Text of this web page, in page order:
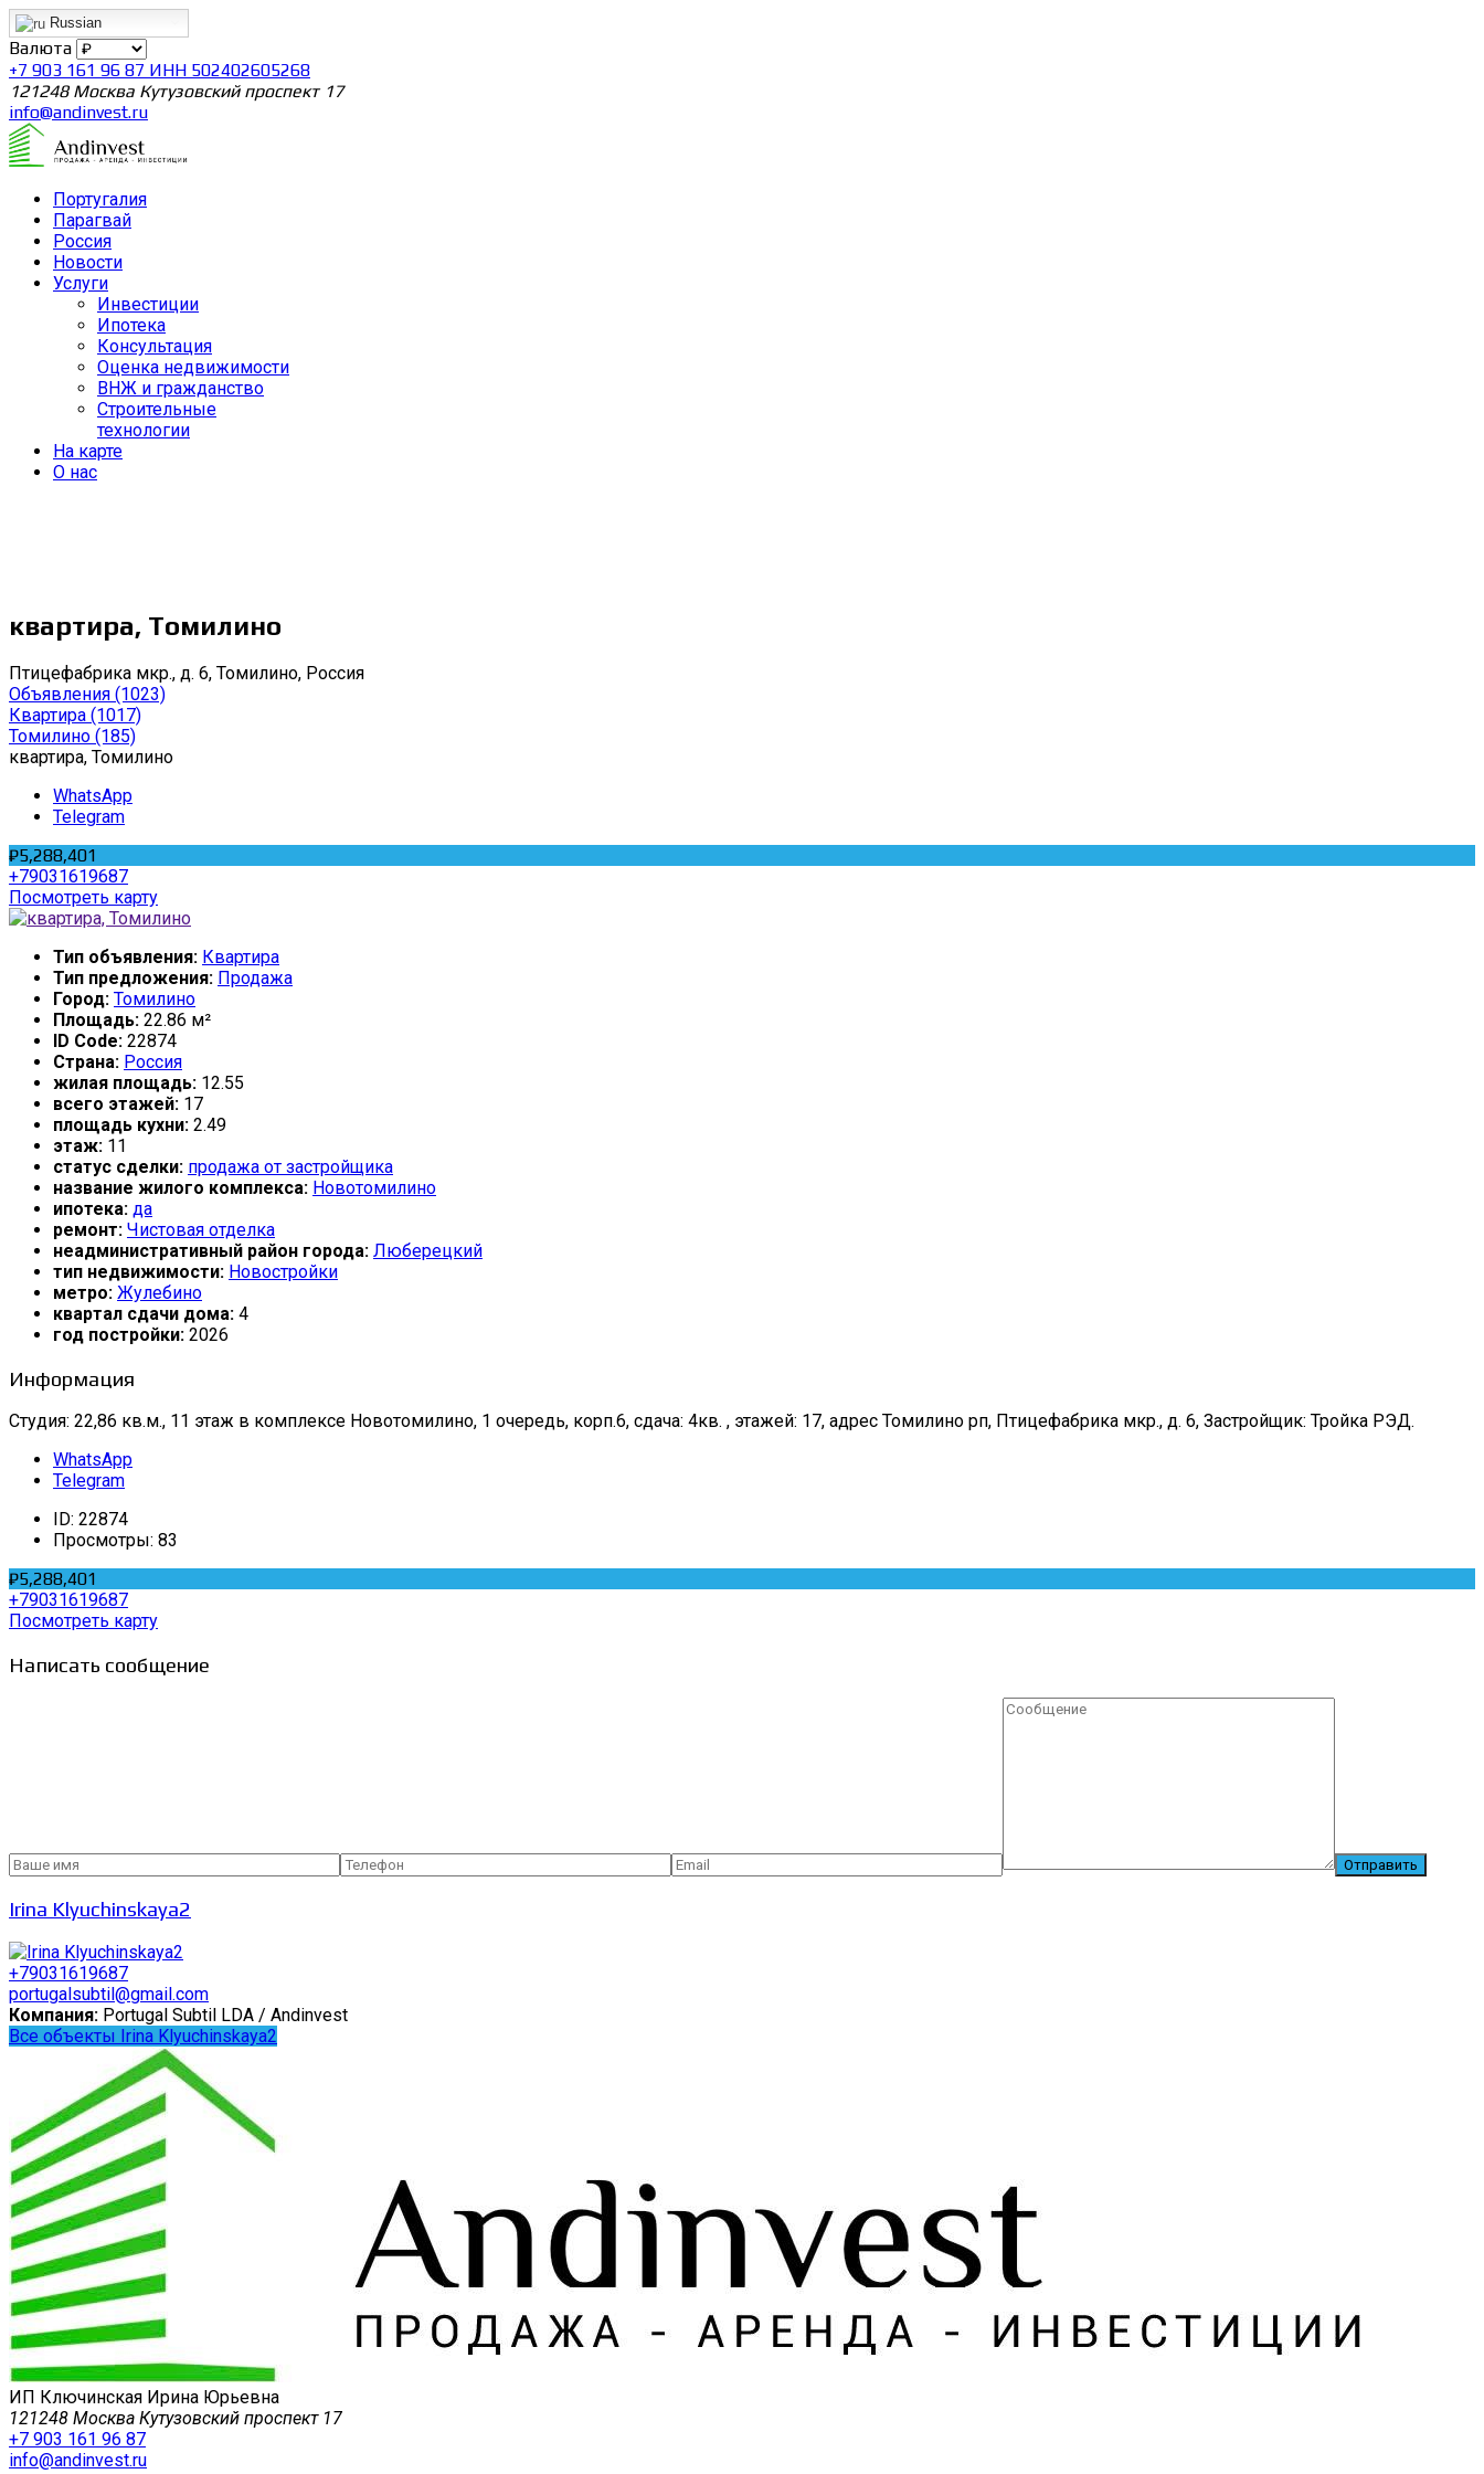
Russian
Валюта
+7 903 161 96 87 ИНН 502402605268
121248 Москва Кутузовский проспект 17
info@andinvest.ru
Португалия
Парагвай
Россия
Новости
Услуги
Инвестиции
Ипотека
Консультация
Оценка недвижимости
ВНЖ и гражданство
Строительные
технологии
На карте
О нас
квартира, Томилино
Птицефабрика мкр., д. 6, Томилино, Россия
Объявления (1023)
Квартира (1017)
Томилино (185)
квартира, Томилино
WhatsApp
Telegram
₽5,288,401
+79031619687
Посмотреть карту
Тип объявления: Квартира
Тип предложения: Продажа
Город: Томилино
Площадь: 22.86 м²
ID Code: 22874
Страна: Россия
жилая площадь: 12.55
всего этажей: 17
площадь кухни: 2.49
этаж: 11
статус сделки: продажа от застройщика
название жилого комплекса: Новотомилино
ипотека: да
ремонт: Чистовая отделка
неадминистративный район города: Люберецкий
тип недвижимости: Новостройки
метро: Жулебино
квартал сдачи дома: 4
год постройки: 2026
Информация
Студия: 22,86 кв.м., 11 этаж в комплексе Новотомилино, 1 очередь, корп.6, сдача: 4кв. , этажей: 17, адрес Томилино рп, Птицефабрика мкр., д. 6, Застройщик: Тройка РЭД.
WhatsApp
Telegram
ID: 22874
Просмотры: 83
₽5,288,401
+79031619687
Посмотреть карту
Написать сообщение
Irina Klyuchinskaya2
+79031619687
portugalsubtil@gmail.com
Компания: Portugal Subtil LDA / Andinvest
Все объекты Irina Klyuchinskaya2
ИП Ключинская Ирина Юрьевна
121248 Москва Кутузовский проспект 17
+7 903 161 96 87
info@andinvest.ru